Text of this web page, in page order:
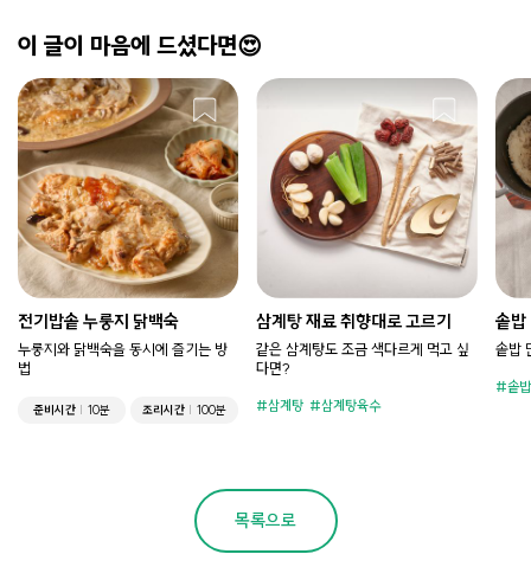
이 글이 마음에 드셨다면😍
전기밥솥 누룽지 닭백숙
누룽지와 닭백숙을 동시에 즐기는 방
법
준비시간 10분 조리시간 100분
삼계탕 재료 취향대로 고르기
같은 삼계탕도 조금 색다르게 먹고 싶
다면?
삼계탕 삼계탕육수
솥밥
솥밥
솥밥
목록으로